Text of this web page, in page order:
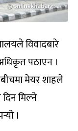
विवादबारे
पठाएन ।
मेयर शाहले
मिल्ने
।